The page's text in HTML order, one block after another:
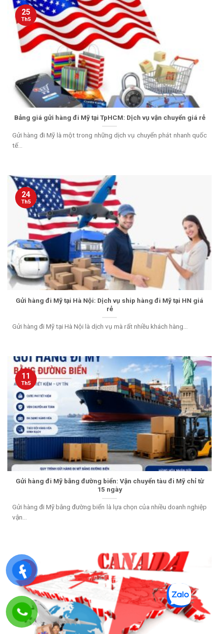
Bảng giá gửi hàng đi Mỹ tại TpHCM: Dịch vụ vận chuyển giá rẻ
Gửi hàng đi Mỹ là một trong những dịch vụ chuyển phát nhanh quốc
tế...
25
Th5
Gửi hàng đi Mỹ tại Hà Nội: Dịch vụ ship hàng đi Mỹ tại HN giá
rẻ
Gửi hàng đi Mỹ tại Hà Nội là dịch vụ mà rất nhiều khách hàng...
24
Th5
Gửi hàng đi Mỹ bằng đường biển: Vận chuyển tàu đi Mỹ chỉ từ
15 ngày
Gửi hàng đi Mỹ bằng đường biển là lựa chọn của nhiều doanh nghiệp
vận...
11
Th5
05
Th2